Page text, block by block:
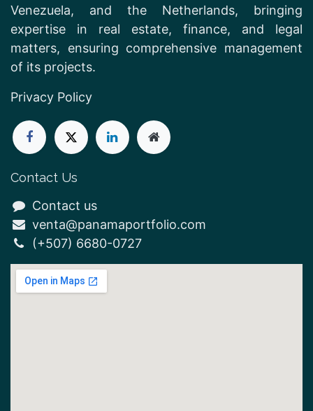
Venezuela, and the Netherlands, bringing
expertise in real estate, finance, and legal
matters, ensuring comprehensive management
of its projects.
Privacy Policy
Contact Us
Contact us
venta@panamaportfolio.com
(+507) 6680-0727